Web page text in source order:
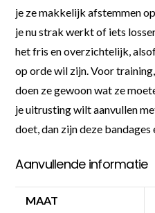
je ze makkelijk afstemmen
je nu strak werkt of iets
het fris en overzichtelijk,
op orde wil zijn. Voor
doen ze gewoon wat ze
je uitrusting wilt aanvullen
doet, dan zijn deze
Aanvullende informatie
MAAT